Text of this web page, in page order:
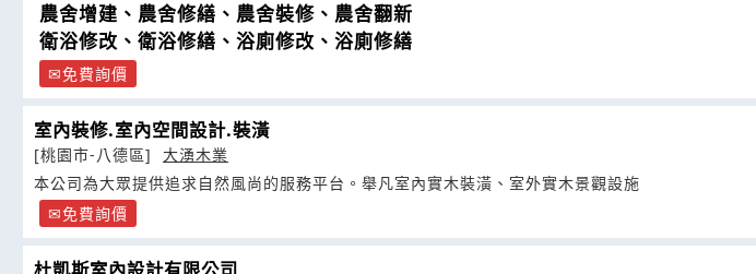
農舍增建、農舍修繕、農舍裝修、農舍翻新
衛浴修改、衛浴修繕、浴廁修改、浴廁修繕
免費詢價
室內裝修.室內空間設計.裝潢
[桃園市-八德區]
大湧木業
本公司為大眾提供追求自然風尚的服務平台。舉凡室內實木裝潢、室外實木景觀設施
免費詢價